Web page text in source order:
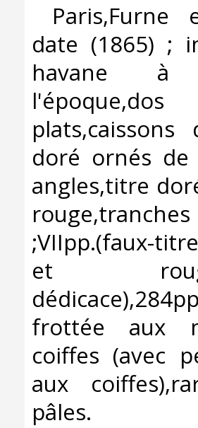
Paris,Furne
date (1865) ;
havane
doré ornés
angles,titre
;VIIpp.(faux-
et
frottée aux
coiffes (avec
aux
pâles.‎